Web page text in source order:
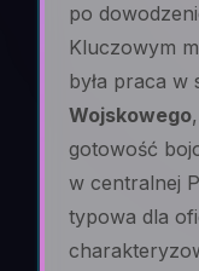
po
Kluczowym
była praca w
Wojskowego
gotowość
w centralnej
typowa dla